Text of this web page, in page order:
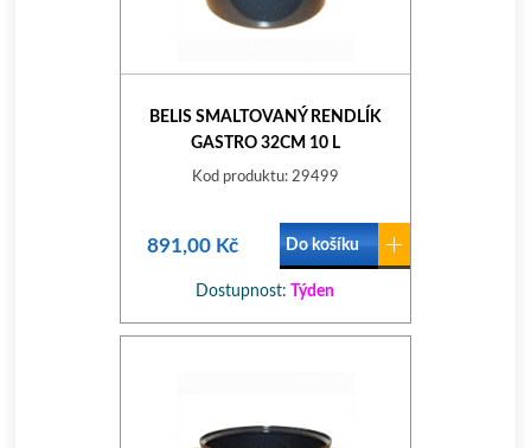
BELIS SMALTOVANÝ RENDLÍK
GASTRO 32CM 10 L
Kod produktu: 29499
891,00 Kč Do košíku
Dostupnost: Týden